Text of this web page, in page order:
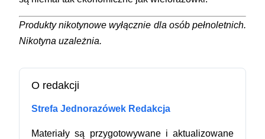
Produkty nikotynowe wyłącznie dla osób pełnoletnich.
Nikotyna uzależnia.
O redakcji
Strefa Jednorazówek Redakcja
Materiały są przygotowywane i aktualizowane